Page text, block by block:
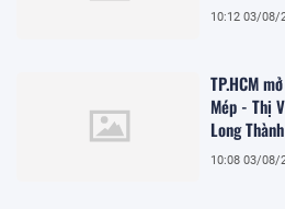
10:12 03/08/
TP.HCM
Mép - Thị
Long Thành
10:08 03/08/